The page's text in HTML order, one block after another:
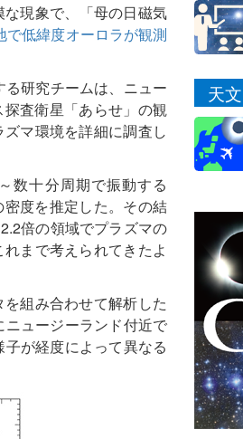
現象で、「母の日磁気
で低緯度オーロラが観測
研究チームは、ニュー
査衛星「あらせ」の観
マ環境を詳細に調査し
数十分周期で振動する
度を推定した。その結
倍の領域でプラズマの
まで考えられてきたよ
組み合わせて解析した
ュージーランド付近で
が経度によって異なる
天